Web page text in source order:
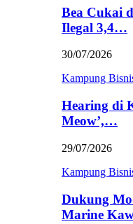
Bea Cukai
Ilegal 3,4…
30/07/2026
Kampung
Hearing di
Meow’,…
29/07/2026
Kampung
Dukung
Marine